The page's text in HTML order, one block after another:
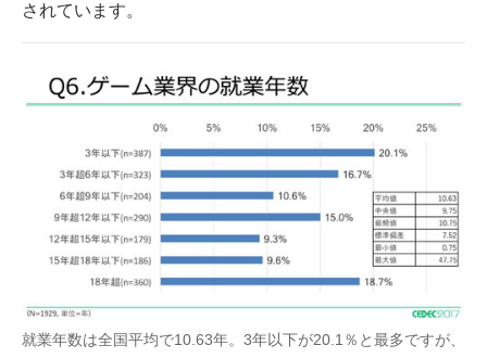
されています。
就業年数は全国平均で10.63年。3年以下が20.1％と最多ですが、